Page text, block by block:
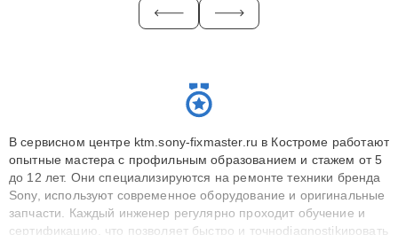
В сервисном центре ktm.sony-fixmaster.ru в Костроме работают
опытные мастера с профильным образованием и стажем от 5
до 12 лет. Они специализируются на ремонте техники бренда
Sony, используют современное оборудование и оригинальные
запчасти. Каждый инженер регулярно проходит обучение и
сертификацию, что позволяет быстро и точноdiagnostikировать